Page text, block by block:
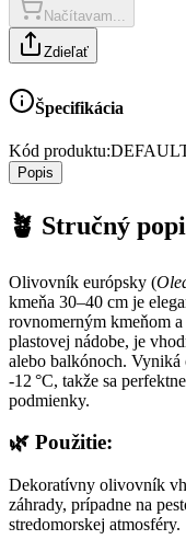
Načítavam...
Zdieľať
Špecifikácia
Kód produktu:
Popis
🪴 Stručný
Olivovník európsky (
kmeňa 30–40 cm je
rovnomerným kmeňom
plastovej nádobe, je
alebo balkónoch.
-12 °C, takže sa
podmienky.
🌿 Použitie:
Dekoratívny olivovník
záhrady, prípadne na
stredomorskej atmosféry.